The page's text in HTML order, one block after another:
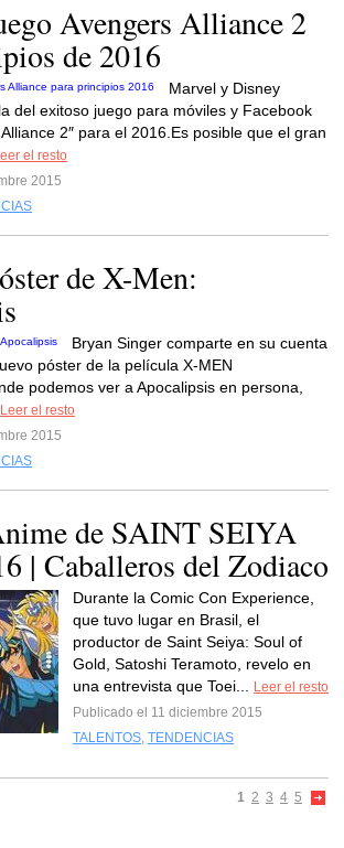
Avengers Alliance 2
de 2016
Marvel y Disney
del exitoso juego para móviles y Facebook
2″ para el 2016.Es posible que el gran
el resto
2015
de X-Men:
Bryan Singer comparte en su cuenta
póster de la película X-MEN
podemos ver a Apocalipsis en persona,
Leer el resto
2015
de SAINT SEIYA
| Caballeros del Zodiaco
Durante la Comic Con Experience,
que tuvo lugar en Brasil, el
productor de Saint Seiya: Soul of
Gold, Satoshi Teramoto, revelo en
una entrevista que Toei...
Leer el resto
Publicado el 11 diciembre 2015
TALENTOS, TENDENCIAS
1 2 3 4 5